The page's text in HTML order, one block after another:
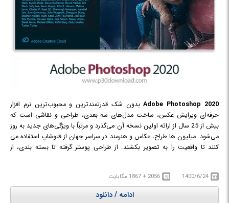
Adobe Photoshop 2020
بدون شک قدرتمندترین و محبوب‌ترین نرم افزار
حرفه‌ای ویرایش عکس، ساخت مدل‌های سه بعدی، طراحی و نقاشی است که
بیش از 25 سال از ارائه اولین نسخه آن می‌گذرد و مرتباً با ویژگی‌های جدید به روز
می‌شود. میلیون ها طراح، عکاس و هنرمند در سراسر جهان از فتوشاپ استفاده می
کنند تا واقعیت را به تصویر بکشند. از طراحی پوستر گرفته تا بسته بندی، از
حرکت نگه می دارد. با استفاده از ابزارهای بصری و تنظیمات و ابزارها، حتی
مبتدی ها می توانند گرافیک های شگفت انگیزی را ایجاد کنند.
در این نرم افزار امکاناتی چون بهبود نقاشی سه بعدی، ابزارهای کامل‌تری برای
1400/6/24 2056 + 1867 مگابایت
ادامه / دانلود